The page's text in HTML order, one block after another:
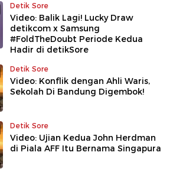
Detik Sore
Video: Balik Lagi! Lucky Draw
detikcom x Samsung
#FoldTheDoubt Periode Kedua
Hadir di detikSore
Detik Sore
Video: Konflik dengan Ahli Waris,
Sekolah Di Bandung Digembok!
Detik Sore
Video: Ujian Kedua John Herdman
di Piala AFF Itu Bernama Singapura